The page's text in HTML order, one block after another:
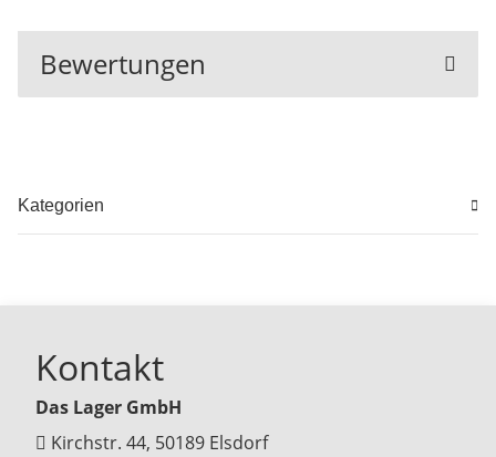
Bewertungen
Kategorien
Kontakt
Das Lager GmbH
Kirchstr. 44, 50189 Elsdorf